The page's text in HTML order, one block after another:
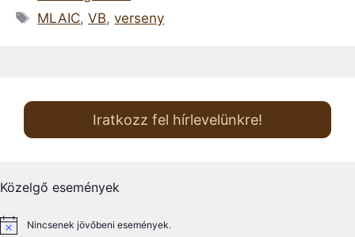
Címkék
MLAIC,VB,verseny
Iratkozz fel hírlevelünkre!
Közelgő események
N
Nincsenek jövőbeni események.